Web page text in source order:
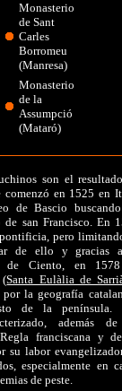
Monasterio
de Sant
Carles
Borromeu
(Manresa)
Monasterio
de la
Assumpció
(Mataró)
son el
comenzó en 1525 en
de Bascio
san Francisco. En
pero
de ello y gracias
de Ciento, en
(Santa Eulàlia de
por la geografía
de la península.
además
franciscana y
su labor
especialmente en
de peste.